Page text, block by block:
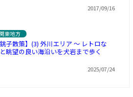
2017/09/16
東地方
銚子散策】(3) 外川エリア ～ レトロな
眺望の良い海沿いを犬岩まで歩く
2025/07/24